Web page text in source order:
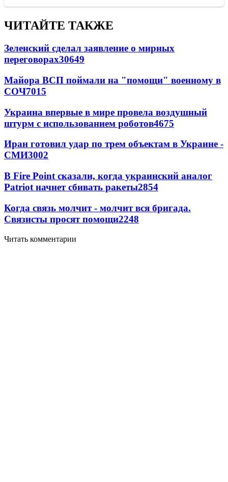
ЧИТАЙТЕ ТАКЖЕ
Зеленский сделал заявление о мирных
переговорах30649
Майора ВСП поймали на "помощи" военному в
СОЧ7015
Украина впервые в мире провела воздушный
штурм с использованием роботов4675
Иран готовил удар по трем объектам в Украине -
СМИ3002
В Fire Point сказали, когда украинский аналог
Patriot начнет сбивать ракеты2854
Когда связь молчит - молчит вся бригада.
Связисты просят помощи2248
Читать комментарии